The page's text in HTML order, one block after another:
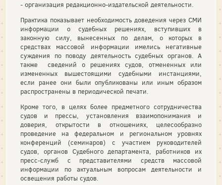
- организация редакционно-издательской деятельности.
Практика показывает необходимость доведения через СМИ
информации о судебных решениях, вступивших в
законную силу, вынесенных по делам, о которых в
средствах массовой информации имелись негативные
суждения по поводу деятельность судебных органов. А
также сведений о решениях судов, отмененных или
измененных вышестоящими судебными инстанциями,
если ранее они были опубликованы или иным образом
распространены в периодической печати.
Кроме того, в целях более предметного сотрудничества
судов и прессы, установления взаимопонимания и
доверия, открытости в отношениях, целесообразно
проведение на федеральном и региональном уровнях
конференций (семинаров) с участием руководителей
судов, органов Судебного департамента, работников их
пресс-служб с представителями средств массовой
информации по актуальным вопросам деятельности и
освещения работы судов.